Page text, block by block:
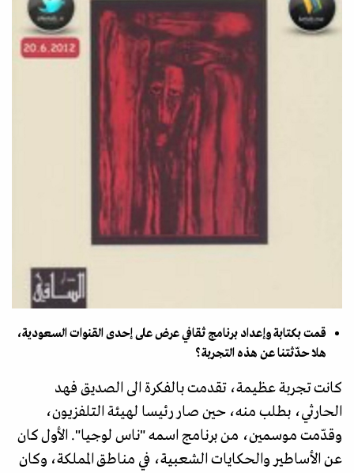
قمت بكتابة وإعداد برنامج ثقافي عرض على إحدى القنوات السعودية،
هلا حدّثتنا عن هذه التجربة؟
كانت تجربة عظيمة، تقدمت بالفكرة الى الصديق فهد
الحارثي، بطلب منه، حين صار رئيسا لهيئة التلفزيون،
وقدّمت موسمين، من برنامج اسمه "ناس لوجيا". الأول كان
عن الأساطير والحكايات الشعبية، في مناطق المملكة، وكان